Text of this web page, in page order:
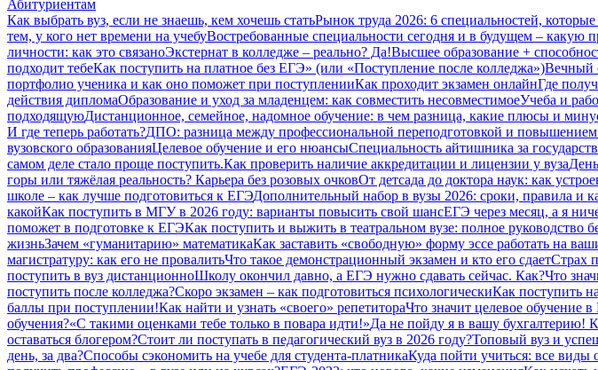
Абитуриентам
Как выбрать вуз, если не знаешь, кем хочешь статьРынок труда 2026: 6 специальностей,
тем, у кого нет времени на учебуВостребованные специальности сегодня и в будущем –
личности: как это связаноЭкстернат в колледже – реально? Да!Высшее образование +
подходит тебеКак поступить на платное без ЕГЭ» (или «Поступление после колледжа»)Вечный
портфолио ученика и как оно поможет при поступленииКак проходит экзамен онлайнГде
действия дипломаОбразование и уход за младенцем: как совместить несовместимоеУчеба и
подходящуюДистанционное, семейное, надомное обучение: в чем разница, какие плюсы и
И где теперь работать?ДПО: разница между профессиональной переподготовкой и
вузовского образованияЦелевое обучение и его нюансыСпециальность айтишника за
самом деле стало проще поступить.Как проверить наличие аккредитации и лицензии у вуза
горы или тяжёлая реальность? Карьера без розовых очковОт детсада до доктора наук: как
школе – как лучше подготовиться к ЕГЭДополнительный набор в вузы 2026: сроки, правила и
какойКак поступить в МГУ в 2026 году: варианты повысить свой шансЕГЭ через месяц, а я
поможет в подготовке к ЕГЭКак поступить и выжить в театральном вузе: полное руководство
жизньЗачем «гуманитарию» математикаКак заставить «свободную» форму эссе работать на
магистратуру: как его не провалитьЧто такое демонстрационный экзамен и кто его сдаетСтрах
поступить в вуз дистанционноШколу окончил давно, а ЕГЭ нужно сдавать сейчас. Как?Что
поступить после колледжа?Скоро экзамен – как подготовиться психологическиКак поступить
баллы при поступлении!Как найти и узнать «своего» репетитораЧто значит целевое обучение
обучения?«С такими оценками тебе только в повара идти!»Да не пойду я в вашу бухгалтерию!
оставаться блогером?Стоит ли поступать в педагогический вуз в 2026 году?Топовый вуз и
день, за два?Способы сэкономить на учебе для студента-платникаКуда пойти учиться: все виды